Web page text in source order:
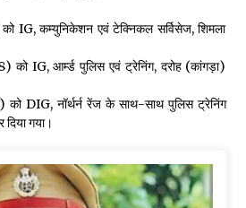
लिए मांगी थी घूस
IG, कम्युनिकेशन एवं टेक्निकल सर्विसेज, शिमला
को IG, आर्म्ड पुलिस एवं ट्रेनिंग, दरोह (कांगड़ा)
को DIG, नॉर्थर्न रेंज के साथ-साथ पुलिस ट्रेनिंग
गया।